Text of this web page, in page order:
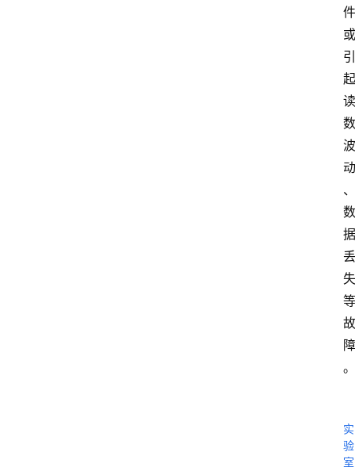
件
或
引
起
读
数
波
动
、
数
据
丢
失
等
故
障
。
实
验
室